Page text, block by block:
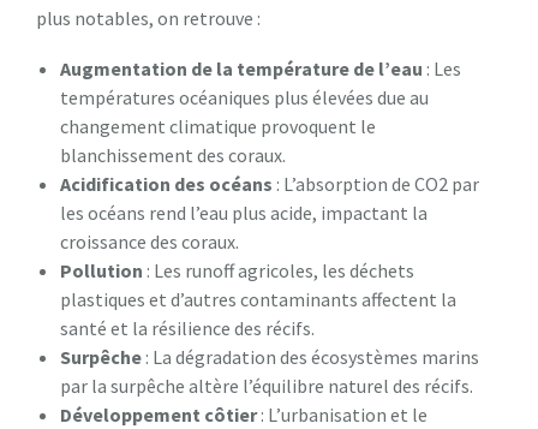
plus notables, on retrouve :
Augmentation de la température de l’eau : Les
températures océaniques plus élevées due au
changement climatique provoquent le
blanchissement des coraux.
Acidification des océans : L’absorption de CO2 par
les océans rend l’eau plus acide, impactant la
croissance des coraux.
Pollution : Les runoff agricoles, les déchets
plastiques et d’autres contaminants affectent la
santé et la résilience des récifs.
Surpêche : La dégradation des écosystèmes marins
par la surpêche altère l’équilibre naturel des récifs.
Développement côtier: L’urbanisation et le